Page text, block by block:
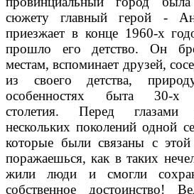
сюжету главный герой -
приезжает в конце 1960-х
прошло его детство. Он
местам, вспоминает друзей,
из своего детства,
особенностях быта 30-х
столетия. Перед глазами
нескольких поколений одной
которые были связаны с
поражаешься, как в таких
жили люди и смогли
собственное достоинство!